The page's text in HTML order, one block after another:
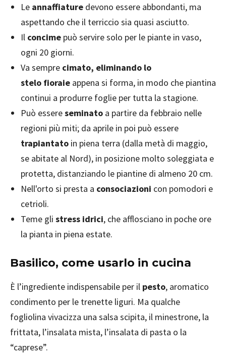
Le annaffiature devono essere abbondanti, ma
aspettando che il terriccio sia quasi asciutto.
Il concime può servire solo per le piante in vaso,
ogni 20 giorni.
Va sempre cimato, eliminando lo
stelo fioraie appena si forma, in modo che piantina
continui a produrre foglie per tutta la stagione.
Può essereseminato a partire da febbraio nelle
regioni più miti; da aprile in poi può essere
trapiantato in piena terra (dalla metà di maggio,
se abitate al Nord), in posizione molto soleggiata e
protetta, distanziando le piantine di almeno 20 cm.
Nell'orto si presta a consociazioni con pomodori e
cetrioli.
Teme gli stress idrici, che afflosciano in poche ore
la pianta in piena estate.
Basilico, come usarlo in cucina
È l’ingrediente indispensabile per il pesto, aromatico
condimento per le trenette liguri. Ma qualche
fogliolina vivacizza una salsa scipita, il minestrone, la
frittata, l’insalata mista, l’insalata di pasta o la
“caprese”.